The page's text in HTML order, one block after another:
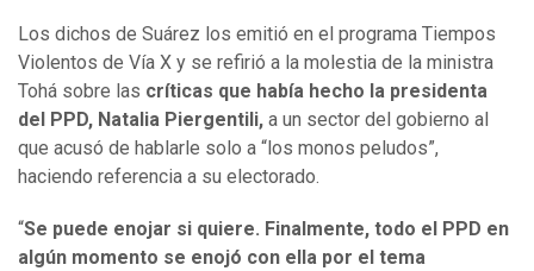
Los dichos de Suárez los emitió en el programa Tiempos
Violentos de Vía X y se refirió a la molestia de la ministra
Tohá sobre las críticas que había hecho la presidenta
del PPD, Natalia Piergentili, a un sector del gobierno al
que acusó de hablarle solo a “los monos peludos”,
haciendo referencia a su electorado.
“Se puede enojar si quiere. Finalmente, todo el PPD en
algún momento se enojó con ella por el tema